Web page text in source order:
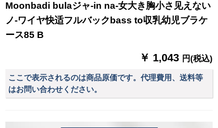
Moonbadi bulaジャ-in na-女大き胸小さ见えない
ノ-ワイヤ快适フルバックbass to収乳幼児ブラケ
ース85 B
￥ 1,043 円(税込)
ここで表示されるのは商品原価です。代理費用、送料等
はお問い合わせください。